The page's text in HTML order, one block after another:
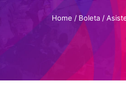
Home / Boleta /